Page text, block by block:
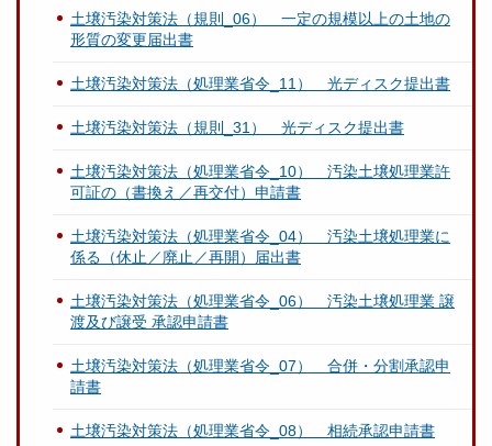
土壌汚染対策法（規則_06） 一定の規模以上の土地の
形質の変更届出書
土壌汚染対策法（処理業省令_11） 光ディスク提出書
土壌汚染対策法（規則_31） 光ディスク提出書
土壌汚染対策法（処理業省令_10） 汚染土壌処理業許
可証の（書換え／再交付）申請書
土壌汚染対策法（処理業省令_04） 汚染土壌処理業に
係る（休止／廃止／再開）届出書
土壌汚染対策法（処理業省令_06） 汚染土壌処理業 譲
渡及び譲受 承認申請書
土壌汚染対策法（処理業省令_07） 合併・分割承認申
請書
土壌汚染対策法（処理業省令_08） 相続承認申請書